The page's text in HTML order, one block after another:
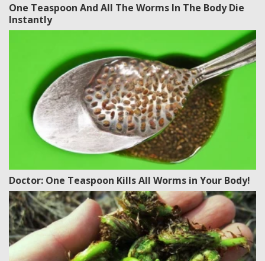
One Teaspoon And All The Worms In The Body Die
Instantly
Doctor: One Teaspoon Kills All Worms in Your Body!